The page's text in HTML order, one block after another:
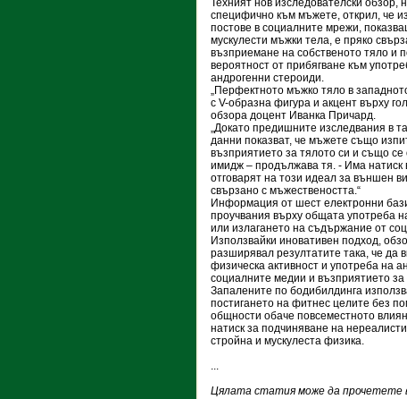
Техният нов изследователски обзор,
специфично към мъжете, открил, че
постове в социалните мрежи,
мускулести мъжки тела, е пряко
възприемане на собственото тяло и
вероятност от прибягване към
андрогенни стероиди.
„Перфектното мъжко тяло в
с V-образна фигура и акцент върху
обзора доцент Иванка Причард.
„Докато предишните изследвания в
данни показват, че мъжете също
възприятието за тялото си и също се
имидж – продължава тя. - Има
отговарят на този идеал за външен
свързано с мъжествеността.“
Информация от шест електронни
проучвания върху общата употреба
или излагането на съдържание от
Използвайки иновативен подход,
разширявал резултатите така, че
физическа активност и употреба на
социалните медии и възприятието за
Запалените по бодибилдинга
постигането на фитнес целите без
общности обаче повсеместното
натиск за подчиняване на
стройна и мускулеста физика.
...
Цялата статия може да прочетете